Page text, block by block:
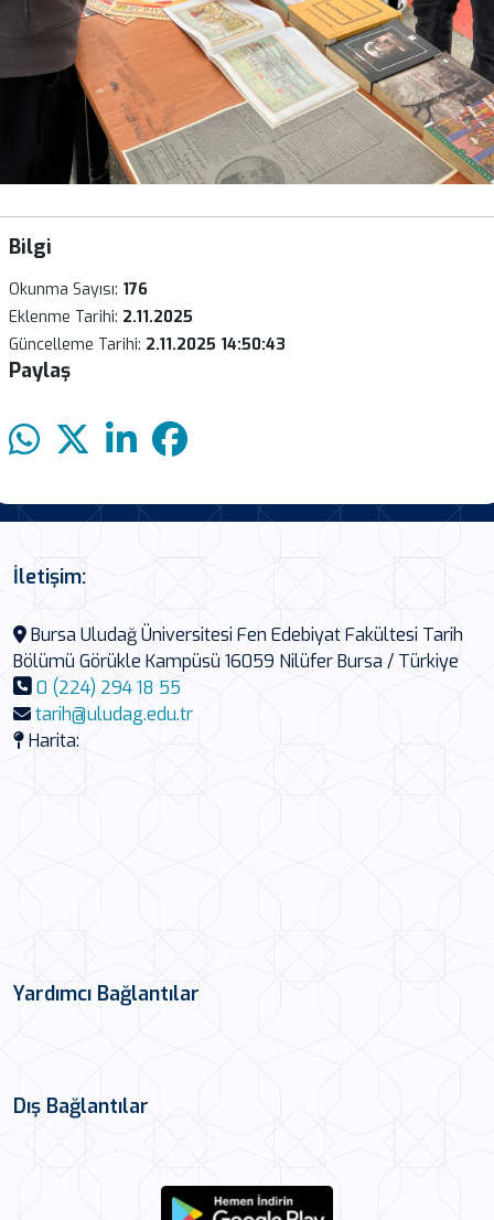
Bilgi
Okunma Sayısı: 176
Eklenme Tarihi: 2.11.2025
Güncelleme Tarihi: 2.11.2025 14:50:43
Paylaş
İletişim:
Bursa Uludağ Üniversitesi Fen Edebiyat Fakültesi Tarih
Bölümü Görükle Kampüsü 16059 Nilüfer Bursa / Türkiye
0 (224) 294 18 55
tarih@uludag.edu.tr
Harita:
Yardımcı Bağlantılar
Dış Bağlantılar